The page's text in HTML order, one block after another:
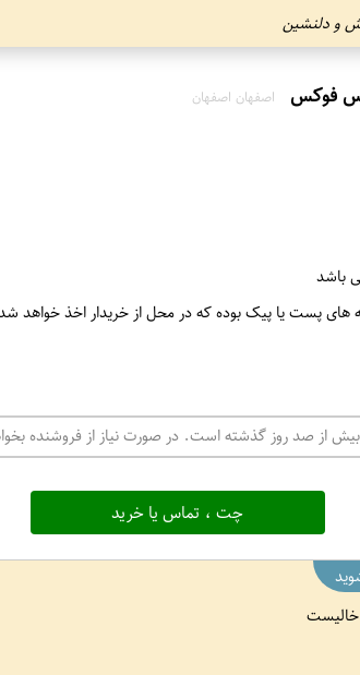
و دلنشین
فوکس اصفهان اصفهان
باشد
های پست یا پیک بوده که در محل از خریدار اخذ خواهد
بیش از صد روز گذشته است. در صورت نیاز از فروشنده
چت ، تماس یا خرید
خالیست